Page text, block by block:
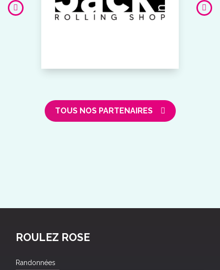
TOUS NOS PARTENAIRES
ROULEZ ROSE
Randonnées